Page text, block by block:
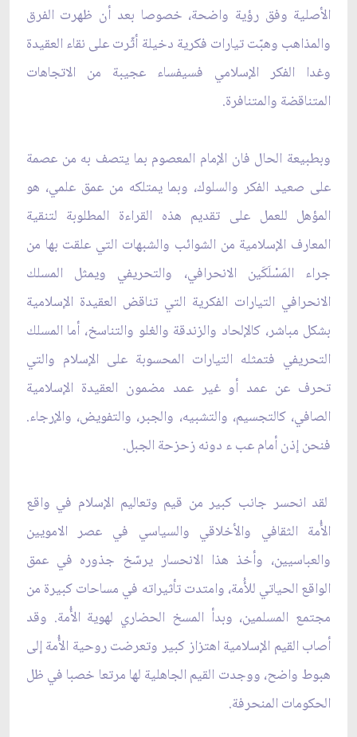
الأصلية وفق رؤية واضحة، خصوصا بعد أن ظهرت الفرق
والمذاهب وهبّت تيارات فكرية دخيلة أثّرت على نقاء العقيدة
وغدا الفكر الإسلامي فسيفساء عجيبة من الاتجاهات
المتناقضة والمتنافرة.
وبطبيعة الحال فان الإمام المعصوم بما يتصف به من عصمة
على صعيد الفكر والسلوك، وبما يمتلكه من عمق علمي، هو
المؤهل للعمل على تقديم هذه القراءة المطلوبة لتنقية
المعارف الإسلامية من الشوائب والشبهات التي علقت بها من
جراء المَسْلَكَين الانحرافي، والتحريفي ويمثل المسلك
الانحرافي التيارات الفكرية التي تناقض العقيدة الإسلامية
بشكل مباشر، كالإلحاد والزندقة والغلو والتناسخ، أما المسلك
التحريفي فتمثله التيارات المحسوبة على الإسلام والتي
تحرف عن عمد أو غير عمد مضمون العقيدة الإسلامية
الصافي، كالتجسيم، والتشبيه، والجبر، والتفويض، والإرجاء.
فنحن إذن أمام عب ء دونه زحزحة الجبل.
لقد انحسر جانب كبير من قيم وتعاليم الإسلام في واقع
الأُمة الثقافي والأخلاقي والسياسي في عصر الامويين
والعباسيين، وأخذ هذا الانحسار يرسّخ جذوره في عمق
الواقع الحياتي للأُمة، وامتدت تأثيراته في مساحات كبيرة من
مجتمع المسلمين، وبدأ المسخ الحضاري لهوية الأُمة. وقد
أصاب القيم الإسلامية اهتزاز كبير وتعرضت روحية الأُمة إلى
هبوط واضح، ووجدت القيم الجاهلية لها مرتعا خصبا في ظل
الحكومات المنحرفة.